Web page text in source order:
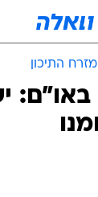
התיכון
באו"ם: